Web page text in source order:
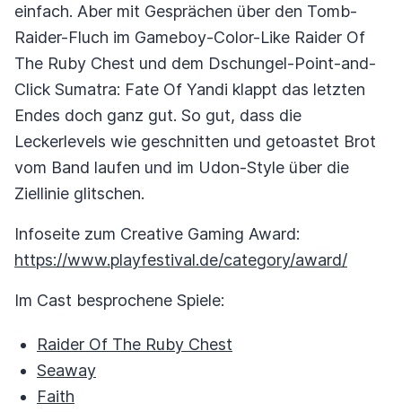
einfach. Aber mit Gesprächen über den Tomb-
Raider-Fluch im Gameboy-Color-Like Raider Of
The Ruby Chest und dem Dschungel-Point-and-
Click Sumatra: Fate Of Yandi klappt das letzten
Endes doch ganz gut. So gut, dass die
Leckerlevels wie geschnitten und getoastet Brot
vom Band laufen und im Udon-Style über die
Ziellinie glitschen.
Infoseite zum Creative Gaming Award:
https://www.playfestival.de/category/award/
Im Cast besprochene Spiele:
Raider Of The Ruby Chest
Seaway
Faith